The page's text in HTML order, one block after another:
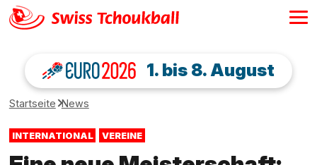
1. bis 8. August
Startseite News
INTERNATIONAL VEREINE